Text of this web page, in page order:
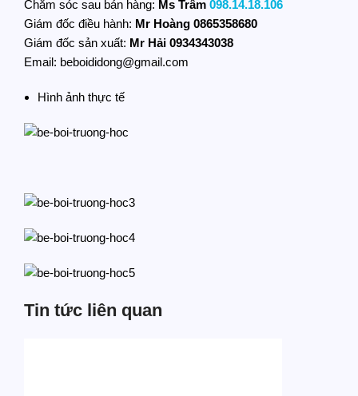
Chăm sóc sau bán hàng: Ms Trâm 098.14.18.106
Giám đốc điều hành: Mr Hoàng 0865358680
Giám đốc sản xuất: Mr Hải 0934343038
Email: beboididong@gmail.com
Hình ảnh thực tế
Tin tức liên quan